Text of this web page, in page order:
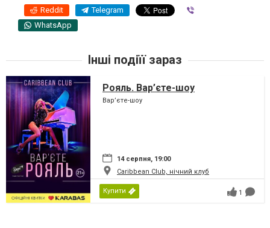
Reddit Telegram
WhatsApp
Інші подіїї зараз
Рояль. Вар’єте-шоу
Вар’єте-шоу
14 серпня, 19:00
Caribbean Club, нічний клуб
Купити 1